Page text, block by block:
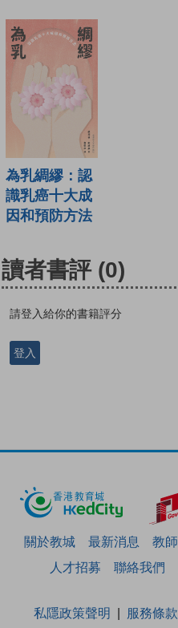
為乳綢繆：認
識乳癌十大成
因和預防方法
讀者書評 (0)
請登入給你的書籍評分
登入
關於教城 最新消息 教師
人才招募
聯絡我們
私隱政策聲明 服務條款